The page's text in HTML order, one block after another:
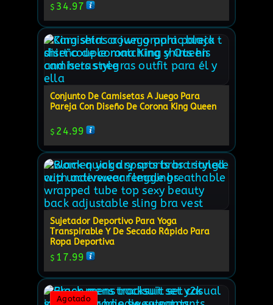
$ 34.97
Conjunto De Camisetas A Juego Para
Pareja Con Diseño De Corona King Queen
$ 24.99
Sujetador Deportivo Para Yoga
Transpirable Y De Secado Rápido Para
Ropa Deportiva
$ 17.99
Agotado